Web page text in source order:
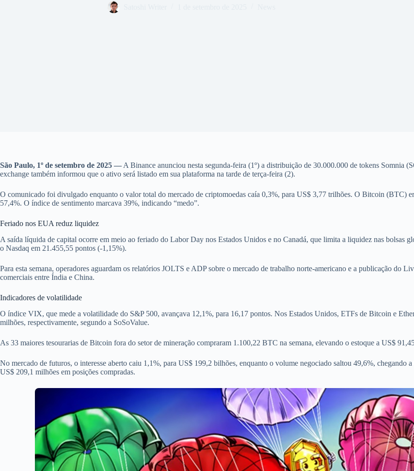
São Paulo, 1º de setembro de 2025 — A Binance anunciou nesta segunda-feira (1º) a distribuição de 30.000.000 de tokens
exchange também informou que o ativo será listado em sua plataforma na tarde de terça-feira (2).
O comunicado foi divulgado enquanto o valor total do mercado de criptomoedas caía 0,3%, para US$ 3,77 trilhões. O Bitcoin (BTC)
57,4%. O índice de sentimento marcava 39%, indicando “medo”.
Feriado nos EUA reduz liquidez
A saída líquida de capital ocorre em meio ao feriado do Labor Day nos Estados Unidos e no Canadá, que limita a liquidez nas bolsas
o Nasdaq em 21.455,55 pontos (-1,15%).
Para esta semana, operadores aguardam os relatórios JOLTS e ADP sobre o mercado de trabalho norte-americano e a publicação do
comerciais entre Índia e China.
Indicadores de volatilidade
O índice VIX, que mede a volatilidade do S&P 500, avançava 12,1%, para 16,17 pontos. Nos Estados Unidos, ETFs de Bitcoin e
milhões, respectivamente, segundo a SoSoValue.
As 33 maiores tesourarias de Bitcoin fora do setor de mineração compraram 1.100,22 BTC na semana, elevando o estoque a US$
No mercado de futuros, o interesse aberto caiu 1,1%, para US$ 199,2 bilhões, enquanto o volume negociado saltou 49,6%,
US$ 209,1 milhões em posições compradas.